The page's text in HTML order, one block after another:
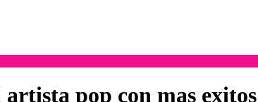
pop con mas